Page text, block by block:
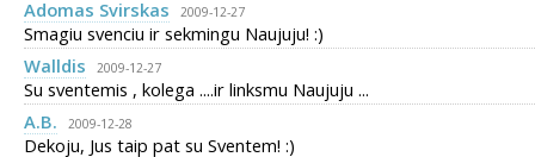
Adomas Svirskas
2009-12-27
Smagiu svenciu ir sekmingu Naujuju! :)
Walldis
2009-12-27
Su sventemis , kolega ....ir linksmu Naujuju ...
A.B.
2009-12-28
Dekoju, Jus taip pat su Sventem! :)